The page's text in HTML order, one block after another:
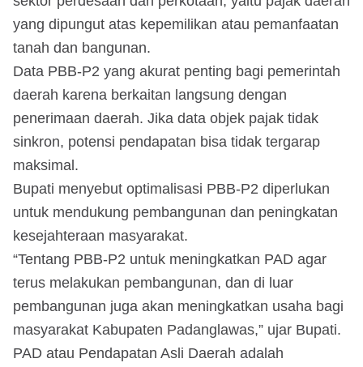
yang dipungut atas kepemilikan atau pemanfaatan
tanah dan bangunan.
Data PBB-P2 yang akurat penting bagi pemerintah
daerah karena berkaitan langsung dengan
penerimaan daerah. Jika data objek pajak tidak
sinkron, potensi pendapatan bisa tidak tergarap
maksimal.
Bupati menyebut optimalisasi PBB-P2 diperlukan
untuk mendukung pembangunan dan peningkatan
kesejahteraan masyarakat.
“Tentang PBB-P2 untuk meningkatkan PAD agar
terus melakukan pembangunan, dan di luar
pembangunan juga akan meningkatkan usaha bagi
masyarakat Kabupaten Padanglawas,” ujar Bupati.
PAD atau Pendapatan Asli Daerah adalah